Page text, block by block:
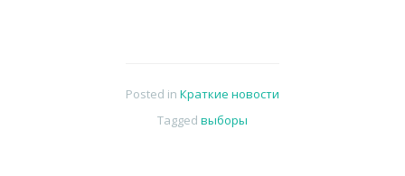
Posted in Краткие новости
Tagged выборы